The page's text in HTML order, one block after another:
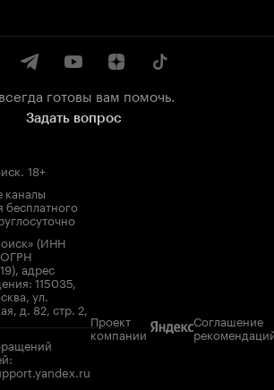
готовы вам помочь.
Задать вопрос
. 18+
каналы
бесплатного
(ИНН
ОГРН
адрес
115035,
ул.
д. 82, стр. 2,
Проект
компании
Соглашение